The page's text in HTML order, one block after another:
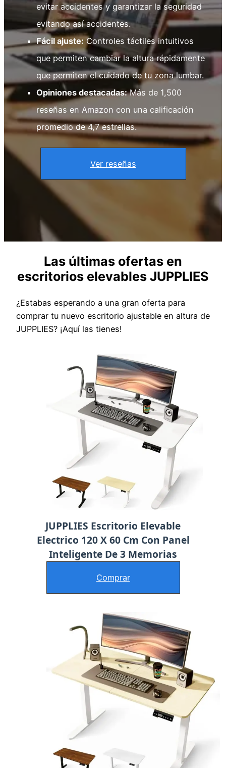
evitar accidentes y garantizar la seguridad
evitando así accidentes.
Fácil ajuste: Controles táctiles intuitivos
que permiten cambiar la altura rápidamente
que permiten el cuidado de tu zona lumbar.
Opiniones destacadas:Más de 1,500
reseñas en Amazon con una calificación
promedio de 4,7 estrellas.
Ver reseñas
Las últimas ofertas en
escritorios elevables JUPPLIES
¿Estabas esperando a una gran oferta para
comprar tu nuevo escritorio ajustable en altura de
JUPPLIES? ¡Aquí las tienes!
JUPPLIES Escritorio Elevable
Electrico 120 X 60 Cm Con Panel
Inteligente De 3 Memorias
Comprar